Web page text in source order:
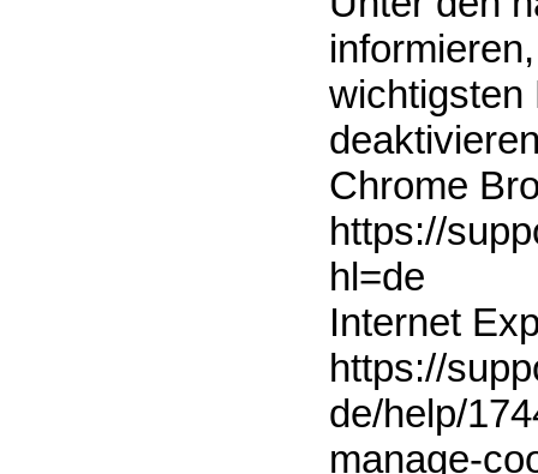
wichtigsten
Chrome
https://
hl=de
Internet
https://
de/help/
manage-